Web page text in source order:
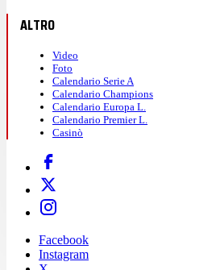
ALTRO
Video
Foto
Calendario Serie A
Calendario Champions
Calendario Europa L.
Calendario Premier L.
Casinò
Facebook
Instagram